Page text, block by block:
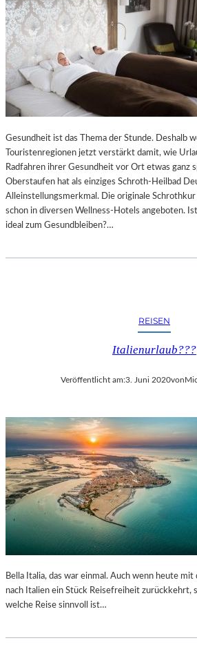
Gesundheit ist das Thema der Stunde. Deshalb
Touristenregionen jetzt verstärkt damit, wie
Radfahren ihrer Gesundheit vor Ort etwas ganz
Oberstaufen hat als einziges Schroth-Heilbad
Alleinstellungsmerkmal. Die originale
schon in diversen Wellness-Hotels angeboten.
ideal zum Gesundbleiben?…
REISEN
Italienurlaub???
Veröffentlicht am:3. Juni 2020von
Bella Italia, das war einmal. Auch wenn heute
nach Italien ein Stück Reisefreiheit zurückkehrt,
welche Reise sinnvoll ist…